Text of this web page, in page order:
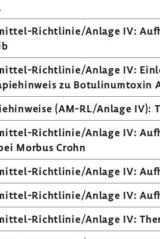
​Richtlinie/Anlage IV:
​Richtlinie/Anlage IV:
zu Botu­li­num­toxin
(AM-RL/Anlage IV):
​Richtlinie/Anlage IV:
Morbus Crohn
​Richtlinie/Anlage IV:
​Richtlinie/Anlage IV:
​Richtlinie/Anlage IV: